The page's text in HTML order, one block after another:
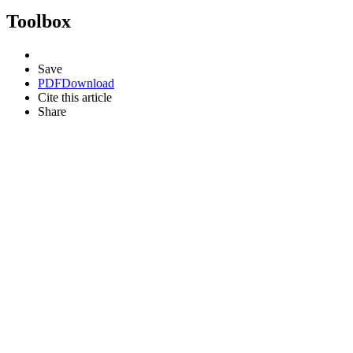
Toolbox
Save
PDFDownload
Cite this article
Share